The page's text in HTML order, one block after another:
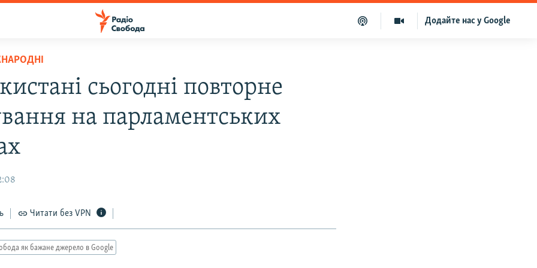
Додайте нас у Google
сьогодні повторне
на парламентських
Читати без VPN
як бажане джерело в Google